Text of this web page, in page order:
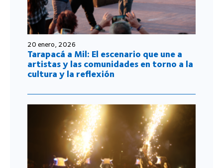
20 enero, 2026
Tarapacá a Mil: El escenario que une a
artistas y las comunidades en torno a la
cultura y la reflexión